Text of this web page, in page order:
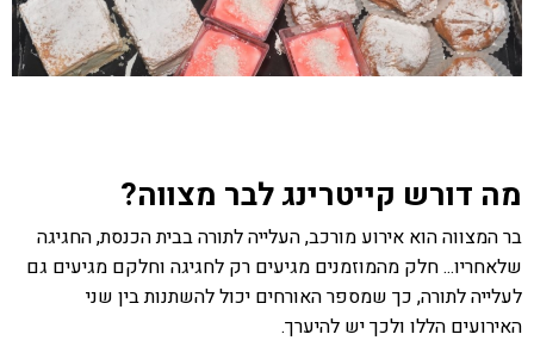
מה דורש קייטרינג לבר מצווה?
בר המצווה הוא אירוע מורכב, העלייה לתורה בבית הכנסת, החגיגה
שלאחריו... חלק מהמוזמנים מגיעים רק לחגיגה וחלקם מגיעים גם
לעלייה לתורה, כך שמספר האורחים יכול להשתנות בין שני
האירועים הללו ולכך יש להיערך.